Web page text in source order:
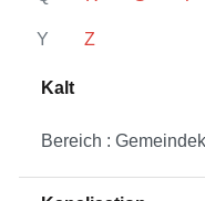
Y Z
Kalt
Bereich :